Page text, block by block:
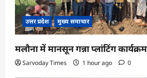
उत्तर प्रदेश मुख्य समाचार
मलौना में मानसून गन्ना प्लांटिंग
Sarvoday Times 1 hour ago 0